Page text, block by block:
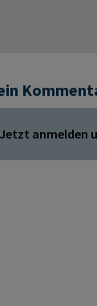
Jetzt anmelden